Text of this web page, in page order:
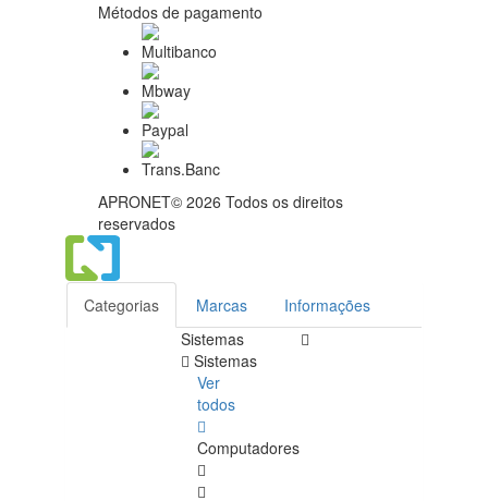
Métodos de pagamento
APRONET© 2026 Todos os direitos
reservados
Categorias Marcas
Informações
Sistemas
Sistemas
Ver
todos
Computadores